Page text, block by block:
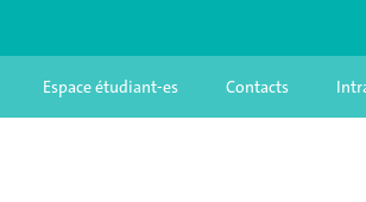
Espace étudiant-es Contacts